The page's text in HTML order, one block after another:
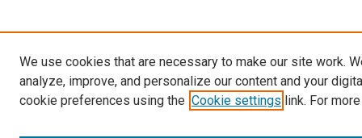
We use cookies that are necessary to make our site work.
analyze, improve, and personalize our content and your
cookie preferences using the Cookie settings link. For